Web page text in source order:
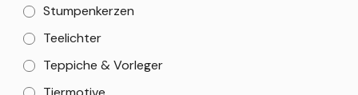
Stumpenkerzen
Teelichter
Teppiche & Vorleger